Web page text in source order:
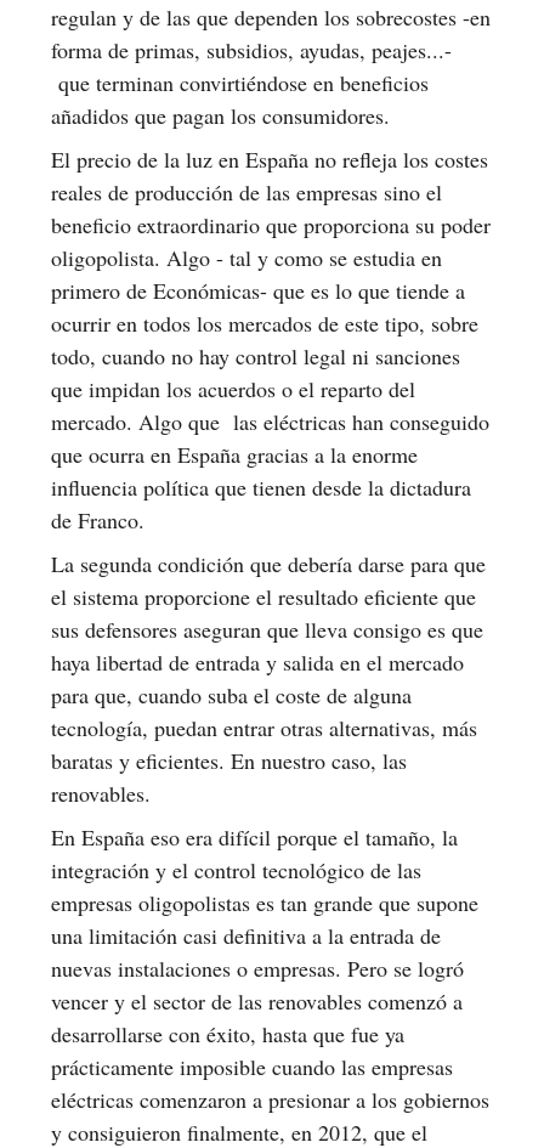
regulan y de las que dependen los sobrecostes -en
forma de primas, subsidios, ayudas, peajes...-
que terminan convirtiéndose en beneficios
añadidos que pagan los consumidores.
El precio de la luz en España no refleja los costes
reales de producción de las empresas sino el
beneficio extraordinario que proporciona su poder
oligopolista. Algo - tal y como se estudia en
primero de Económicas- que es lo que tiende a
ocurrir en todos los mercados de este tipo, sobre
todo, cuando no hay control legal ni sanciones
que impidan los acuerdos o el reparto del
mercado. Algo que las eléctricas han conseguido
que ocurra en España gracias a la enorme
influencia política que tienen desde la dictadura
de Franco.
La segunda condición que debería darse para que
el sistema proporcione el resultado eficiente que
sus defensores aseguran que lleva consigo es que
haya libertad de entrada y salida en el mercado
para que, cuando suba el coste de alguna
tecnología, puedan entrar otras alternativas, más
baratas y eficientes. En nuestro caso, las
renovables.
En España eso era difícil porque el tamaño, la
integración y el control tecnológico de las
empresas oligopolistas es tan grande que supone
una limitación casi definitiva a la entrada de
nuevas instalaciones o empresas. Pero se logró
vencer y el sector de las renovables comenzó a
desarrollarse con éxito, hasta que fue ya
prácticamente imposible cuando las empresas
eléctricas comenzaron a presionar a los gobiernos
y consiguieron finalmente, en 2012, que el